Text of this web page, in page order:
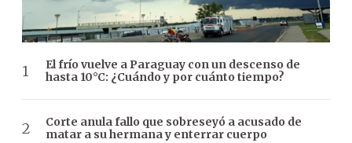
El frío vuelve a Paraguay con un descenso de
hasta 10°C: ¿Cuándo y por cuánto tiempo?
Corte anula fallo que sobreseyó a acusado de
matar a su hermana y enterrar cuerpo